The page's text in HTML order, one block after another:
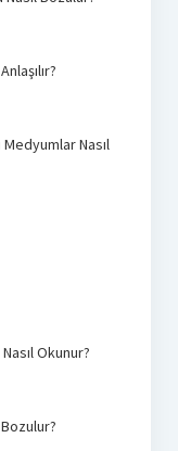
Medyumlar Nasıl
Okunur?